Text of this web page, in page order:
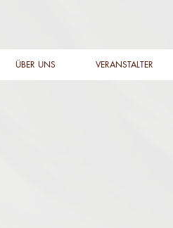
ÜBER UNS VERANSTALTER